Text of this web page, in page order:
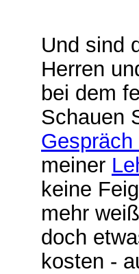
Und sind
Herren
bei dem
Schauen
Gespräch
meiner
keine
mehr
doch
kosten -